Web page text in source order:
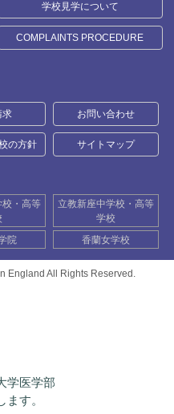
学校見学について
COMPLAINTS PROCEDURE
求 お問い合わせ
の方針 サイトマップ
校・高等
立教新座中学校・高等
学校
院 香蘭女学校
England All Rights Reserved.
学医学部
す。